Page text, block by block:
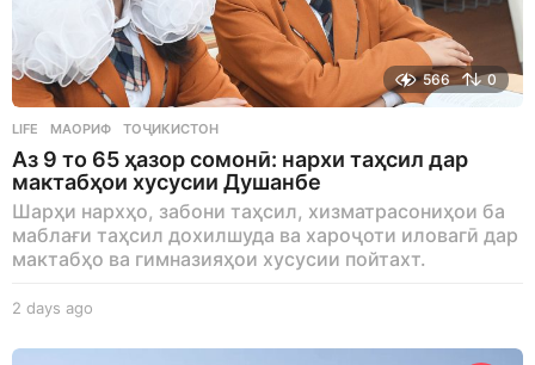
566 0
LIFE МАОРИФ ,ТОҶИКИСТОН
Аз 9 то 65 ҳазор сомонӣ: нархи таҳсил дар
мактабҳои хусусии Душанбе
Шарҳи нархҳо, забони таҳсил, хизматрасониҳои ба
маблағи таҳсил дохилшуда ва хароҷоти иловагӣ дар
мактабҳо ва гимназияҳои хусусии пойтахт.
2 days ago
a